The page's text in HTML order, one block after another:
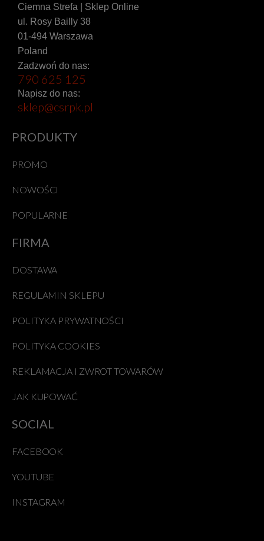
Ciemna Strefa | Sklep Online
ul. Rosy Bailly 38
01-494 Warszawa
Poland
Zadzwoń do nas:
790 625 125
Napisz do nas:
sklep@csrpk.pl
PRODUKTY
PROMO
NOWOŚCI
POPULARNE
FIRMA
DOSTAWA
REGULAMIN SKLEPU
POLITYKA PRYWATNOŚCI
POLITYKA COOKIES
REKLAMACJA I ZWROT TOWARÓW
JAK KUPOWAĆ
SOCIAL
FACEBOOK
YOUTUBE
INSTAGRAM